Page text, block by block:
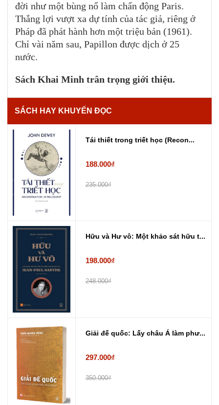
đời như một bùng nổ làm chấn động Paris.
Thắng lợi vượt xa dự tính của tác giả, riêng ở
Pháp đã phát hành hơn một triệu bản (1961).
Chỉ vài năm sau, Papillon được dịch ở 25
nước.
Sách Khai Minh trân trọng giới thiệu.
SÁCH HAY KHUYẾN ĐỌC
Tái thiết trong triết học (Recon...
188.000₫
235.000₫
Hữu và Hư vô: Một khảo sát hữu t...
198.000₫
248.000₫
Giải đế quốc: Lấy châu Á làm phư...
297.000₫
350.000₫